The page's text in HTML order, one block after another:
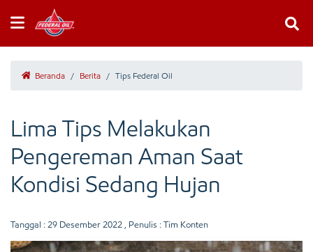
Beranda / Berita / Tips Federal Oil
Lima Tips Melakukan
Pengereman Aman Saat
Kondisi Sedang Hujan
Tanggal : 29 Desember 2022 , Penulis : Tim Konten